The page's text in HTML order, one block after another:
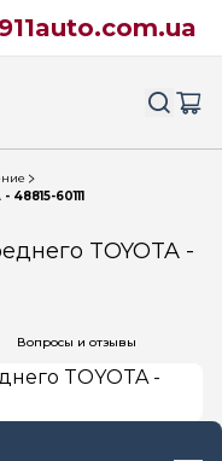
60111
TOYOTA -
Вопросы и отзывы